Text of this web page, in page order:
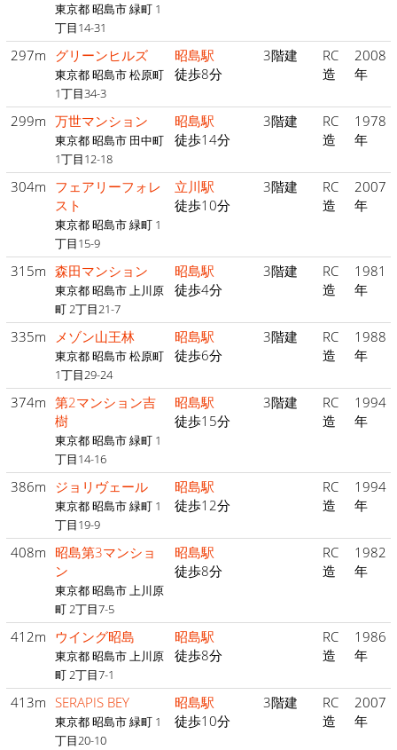
東京都 昭島市 緑町 1
丁目14-31
297m グリーンヒルズ
東京都 昭島市 松原町
1丁目34-3
昭島駅
徒歩8分
3階建
RC
造
2008
年
299m 万世マンション
東京都 昭島市 田中町
1丁目12-18
昭島駅
徒歩14分
3階建
RC
造
1978
年
304m フェアリーフォレ
スト
東京都 昭島市 緑町 1
丁目15-9
立川駅
徒歩10分
3階建
RC
造
2007
年
315m 森田マンション
東京都 昭島市 上川原
町 2丁目21-7
昭島駅
徒歩4分
3階建
RC
造
1981
年
335m メゾン山王林
東京都 昭島市 松原町
1丁目29-24
昭島駅
徒歩6分
3階建
RC
造
1988
年
374m 第2マンション吉
樹
東京都 昭島市 緑町 1
丁目14-16
昭島駅
徒歩15分
3階建
RC
造
1994
年
386m ジョリヴェール
東京都 昭島市 緑町 1
丁目19-9
昭島駅
徒歩12分
RC
造
1994
年
408m 昭島第3マンショ
ン
東京都 昭島市 上川原
町 2丁目7-5
昭島駅
徒歩8分
RC
造
1982
年
412m ウイング昭島
東京都 昭島市 上川原
町 2丁目7-1
昭島駅
徒歩8分
RC
造
1986
年
413m SERAPIS BEY
東京都 昭島市 緑町 1
丁目20-10
昭島駅
徒歩10分
3階建
RC
造
2007
年